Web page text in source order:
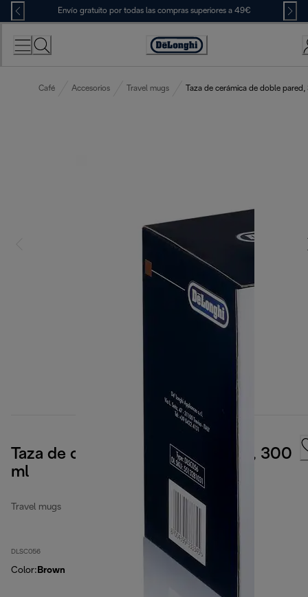
Skip
to
Content
Envío gratuito por todas las compras superiores a 49€
Accessibility
Café Accesorios Travel mugs Taza de cerámica de doble
Taza de cerámica de doble pared, 300
ml
Travel mugs
DLSC056
Color: Brown